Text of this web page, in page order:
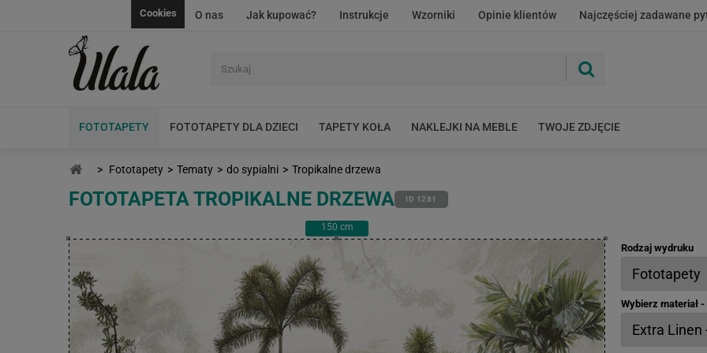
O nas Jak kupować? Instrukcje Wzorniki Opinie klientów Najczęściej zadawane
Cookies
FOTOTAPETY FOTOTAPETY DLA DZIECI TAPETY KOŁA NAKLEJKI NA MEBLE TWOJE ZDJĘCIE
> Fototapety > Tematy > do sypialni > Tropikalne drzewa
FOTOTAPETA TROPIKALNE DRZEWA ID 1281
150 cm
Rodzaj wydruku
Wybierz materiał